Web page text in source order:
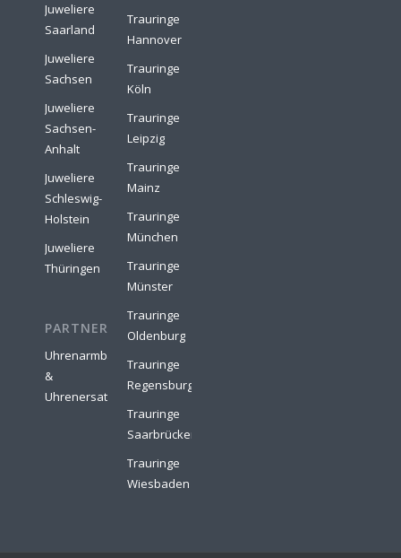
Juweliere
Saarland
Juweliere
Sachsen
Juweliere
Sachsen-
Anhalt
Juweliere
Schleswig-
Holstein
Juweliere
Thüringen
PARTNER:
Uhrenarmbänder
&
Uhrenersatzteile
Trauringe
Hannover
Trauringe
Köln
Trauringe
Leipzig
Trauringe
Mainz
Trauringe
München
Trauringe
Münster
Trauringe
Oldenburg
Trauringe
Regensburg
Trauringe
Saarbrücken
Trauringe
Wiesbaden